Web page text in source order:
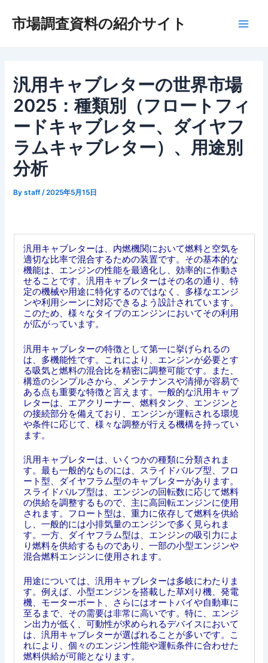
市場調査資料の紹介サイト
汎用キャブレターの世界市場
2025：種類別（フロートフィ
ードキャブレター、ダイヤフ
ラムキャブレター）、用途別
分析
Bystaff /2025年5月15日
汎用キャブレターは、内燃機関において燃料と空気を
適切な比率で混合するための装置です。その基本的な
機能は、エンジンの性能を最適化し、効率的に作動さ
せることです。汎用キャブレターはその名の通り、特
定の機械や用途に特化するのではなく、多様なエンジ
ンや利用シーンに対応できるよう設計されています。
このため、様々なタイプのエンジンにおいてその利用
が広がっています。
汎用キャブレターの特徴として第一に挙げられるの
は、多機能性です。これにより、エンジンが必要とす
る吸気と燃料の混合比を精密に調整可能です。また、
構造のシンプルさから、メンテナンスや清掃が容易で
ある点も重要な特徴と言えます。一般的な汎用キャブ
レターは、エアクリーナー、燃料タンク、エンジンと
の接続部分を備えており、エンジンが運転される環境
や条件に応じて、様々な調整が行える機構を持ってい
ます。
汎用キャブレターは、いくつかの種類に分類されま
す。最も一般的なものには、スライドバルブ型、フロ
ート型、ダイヤフラム型のキャブレターがあります。
スライドバルブ型は、エンジンの回転数に応じて燃料
の供給を調整するもので、主に高回転エンジンに使用
されます。フロート型は、重力に依存して燃料を供給
し、一般的には小排気量のエンジンで多く見られま
す。一方、ダイヤフラム型は、エンジンの吸引力によ
り燃料を供給するものであり、一部の小型エンジンや
混合燃料エンジンに使用されます。
用途については、汎用キャブレターは多岐にわたりま
す。例えば、小型エンジンを搭載した草刈り機、発電
機、モーターボート、さらにはオートバイや自動車に
至るまで、その需要は非常に高いです。特に、エンジ
ン出力が低く、可動性が求められるデバイスにおいて
は、汎用キャブレターが選ばれることが多いです。こ
れにより、個々のエンジン性能や運転条件に合わせた
燃料供給が可能となります。